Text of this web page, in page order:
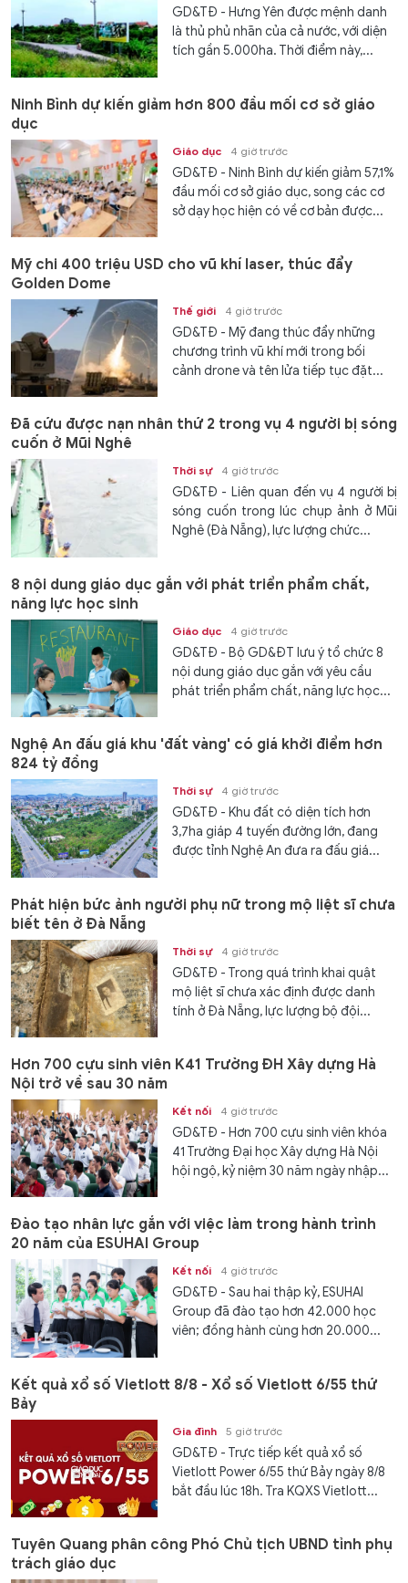
GD&TĐ - Hưng Yên được mệnh danh
là thủ phủ nhãn của cả nước, với diện
tích gần 5.000ha. Thời điểm này,...
Ninh Bình dự kiến giảm hơn 800 đầu mối cơ sở giáo
dục
Giáo dục 4 giờ trước
GD&TĐ - Ninh Bình dự kiến giảm 57,1%
đầu mối cơ sở giáo dục, song các cơ
sở dạy học hiện có về cơ bản được...
Mỹ chi 400 triệu USD cho vũ khí laser, thúc đẩy
Golden Dome
Thế giới 4 giờ trước
GD&TĐ - Mỹ đang thúc đẩy những
chương trình vũ khí mới trong bối
cảnh drone và tên lửa tiếp tục đặt...
Đã cứu được nạn nhân thứ 2 trong vụ 4 người bị sóng
cuốn ở Mũi Nghê
Thời sự 4 giờ trước
GD&TĐ - Liên quan đến vụ 4 người bị
sóng cuốn trong lúc chụp ảnh ở Mũi
Nghê (Đà Nẵng), lực lượng chức...
8 nội dung giáo dục gắn với phát triển phẩm chất,
năng lực học sinh
Giáo dục 4 giờ trước
GD&TĐ - Bộ GD&ĐT lưu ý tổ chức 8
nội dung giáo dục gắn với yêu cầu
phát triển phẩm chất, năng lực học...
Nghệ An đấu giá khu 'đất vàng' có giá khởi điểm hơn
824 tỷ đồng
Thời sự 4 giờ trước
GD&TĐ - Khu đất có diện tích hơn
3,7ha giáp 4 tuyến đường lớn, đang
được tỉnh Nghệ An đưa ra đấu giá...
Phát hiện bức ảnh người phụ nữ trong mộ liệt sĩ chưa
biết tên ở Đà Nẵng
Thời sự 4 giờ trước
GD&TĐ - Trong quá trình khai quật
mộ liệt sĩ chưa xác định được danh
tính ở Đà Nẵng, lực lượng bộ đội...
Hơn 700 cựu sinh viên K41 Trường ĐH Xây dựng Hà
Nội trở về sau 30 năm
Kết nối 4 giờ trước
GD&TĐ - Hơn 700 cựu sinh viên khóa
41 Trường Đại học Xây dựng Hà Nội
hội ngộ, kỷ niệm 30 năm ngày nhập...
Đào tạo nhân lực gắn với việc làm trong hành trình
20 năm của ESUHAI Group
Kết nối 4 giờ trước
GD&TĐ - Sau hai thập kỷ, ESUHAI
Group đã đào tạo hơn 42.000 học
viên; đồng hành cùng hơn 20.000...
Kết quả xổ số Vietlott 8/8 - Xổ số Vietlott 6/55 thứ
Bảy
Gia đình 5 giờ trước
GD&TĐ - Trực tiếp kết quả xổ số
Vietlott Power 6/55 thứ Bảy ngày 8/8
bắt đầu lúc 18h. Tra KQXS Vietlott...
Tuyên Quang phân công Phó Chủ tịch UBND tỉnh phụ
trách giáo dục